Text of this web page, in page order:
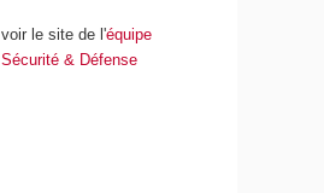
voir le site de l'équipe
Sécurité & Défense